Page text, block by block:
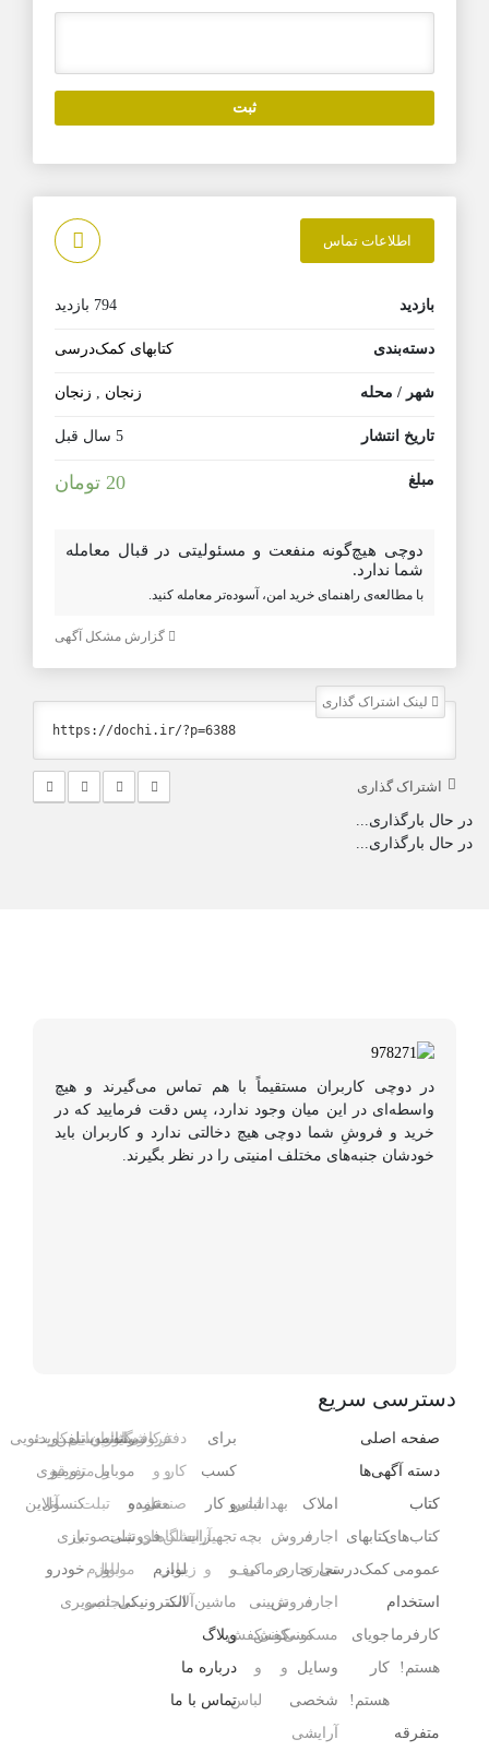
اطلاعات تماس
بازدید 794 بازدید
دسته‌بندی کتابهای کمک‌درسی
شهر / محله زنجان زنجان
تاریخ انتشار 5 سال قبل
مبلغ 20 تومان
دوچی هیچ‌گونه منفعت و مسئولیتی در قبال معامله
شما ندارد.
با مطالعه‌ی راهنمای خرید امن، آسوده‌تر معامله کنید.
گزارش مشکل آگهی
لینک اشتراک گذاری
اشتراک گذاری
در حال بارگذاری...
در حال بارگذاری...
در دوچی کاربران مستقیماً با هم تماس می‌گیرند و هیچ
واسطه‌ای در این میان وجود ندارد، پس دقت فرمایید که در
خرید و فروشِ شما دوچی هیچ دخالتی ندارد و کاربران باید
خودشان جنبه‌های مختلف امنیتی را در نظر بگیرند.
دسترسی سریع
صفحه اصلی
دسته آگهی‌ها
کتاب
کتاب‌های
عمومی
کتابهای
کمک‌درسی
استخدام
کارفرما
هستم!
جویای
کار
هستم!
متفرقه
املاک
اجاره
تجاری
اجاره
مسکونی
فروش
تجاری
فروش
مسکونی
وسایل
شخصی
آرایشی ،
بهداشتی
،
درمانی
تزیینی
کفش
و
لباس
بچه
کیف
،
کفش
و
لباس
برای
کسب
و کار
تجهیزات
و
ماشین‌آلات
آرایشگاه
و
سالن‌های
زیبایی
دفتر
کار
صنعتی
فروشگاه
و
مغازه
کافی‌شاپ
و
رستوران
عمده
فروشی
لوازم
الکترونیکی
رایانه
موبایل
و
تبلت
موبایل
تبلت
لوازم
جانبی
موبایل
و
تبلت
سیم‌کارت
متفرقه
صوتی
و
تصویری
تلفن
رومیزی
کنسول،
بازی‌
ویدئویی
و
آنلاین
خودرو
وبلاگ
درباره ما
تماس با ما